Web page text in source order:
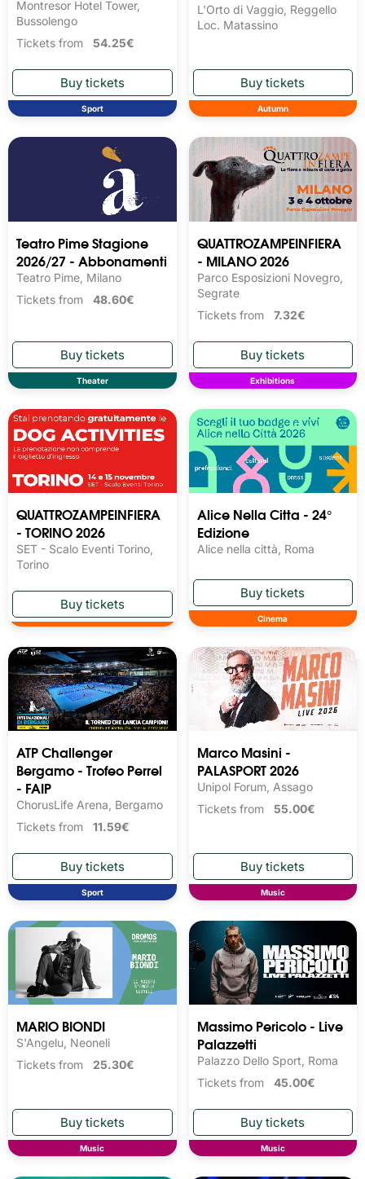
Montresor Hotel Tower,
Bussolengo
Tickets from 54.25€
Sport
L'Orto di Vaggio, Reggello
Loc. Matassino
Autumn
Teatro Pime Stagione
2026/27 - Abbonamenti
Teatro Pime, Milano
Tickets from 48.60€
Theater
QUATTROZAMPEINFIERA
- MILANO 2026
Parco Esposizioni Novegro,
Segrate
Tickets from 7.32€
Exhibitions
QUATTROZAMPEINFIERA
- TORINO 2026
SET - Scalo Eventi Torino,
Torino
Alice Nella Citta - 24°
Edizione
Alice nella città, Roma
Cinema
ATP Challenger
Bergamo - Trofeo Perrel
- FAIP
ChorusLife Arena, Bergamo
Tickets from 11.59€
Sport
Marco Masini -
PALASPORT 2026
Unipol Forum, Assago
Tickets from 55.00€
Music
MARIO BIONDI
S'Angelu, Neoneli
Tickets from 25.30€
Music
Massimo Pericolo - Live
Palazzetti
Palazzo Dello Sport, Roma
Tickets from 45.00€
Music